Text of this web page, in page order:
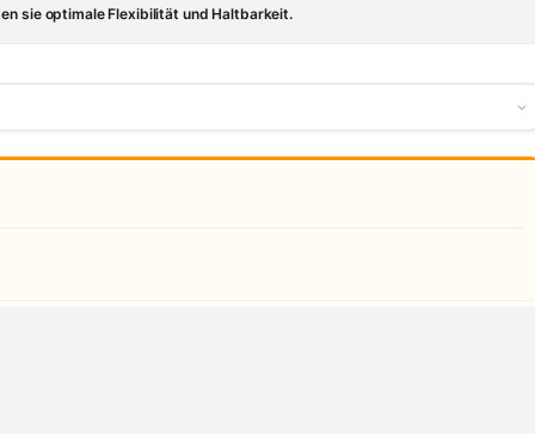
sie optimale Flexibilität und Haltbarkeit.